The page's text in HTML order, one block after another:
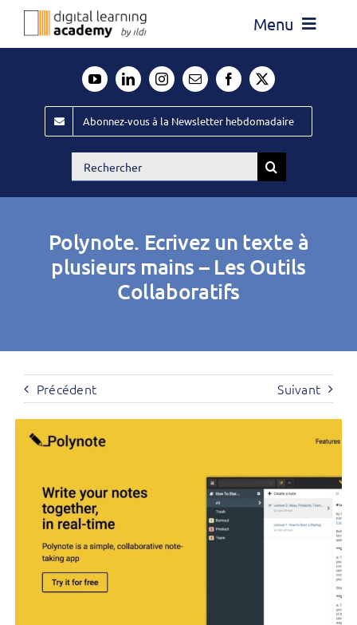
Passer
Menu
Évènements ILDI
Offres d’emploi
Publiez
Abonnez-vous à la Newsletter hebdomadaire
Rechercher:
Polynote. Ecrivez un texte à
plusieurs mains – Les Outils
Collaboratifs
Précédent Suivant